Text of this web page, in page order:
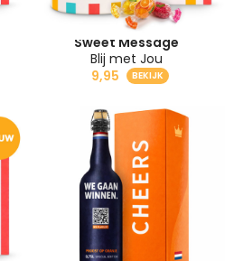
Sweet Message
Blij met Jou
9,95